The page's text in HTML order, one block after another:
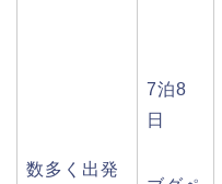
数多く出発
7泊8
日